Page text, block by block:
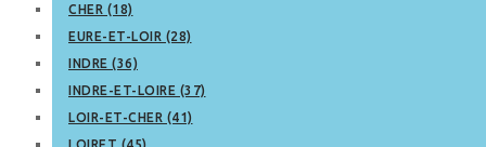
CHER (18)
EURE-ET-LOIR (28)
INDRE (36)
INDRE-ET-LOIRE (37)
LOIR-ET-CHER (41)